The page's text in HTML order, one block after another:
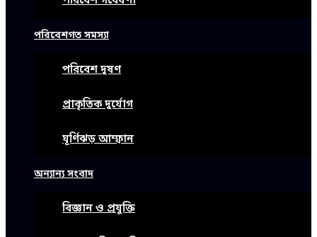
পরিবেশগত সমস্যা
পরিবেশ দূষণ
প্রাকৃতিক দুর্যোগ
ঘূর্ণিঝড় আম্ফান
অন্যান্য সংবাদ
বিজ্ঞান ও প্রযুক্তি